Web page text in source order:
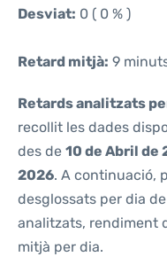
Desviat: 0 ( 0 % )
Retard mitjà: 9
Retards analitzats
recollit les dades
des de 10 de Abril de
2026. A continuació,
desglossats per dia
analitzats, rendiment
mitjà per dia.